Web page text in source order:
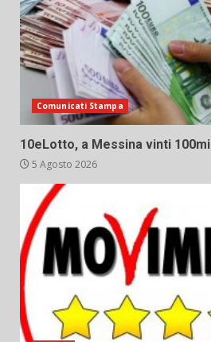
Comunicati Stampa
10eLotto, a Messina vinti
5 Agosto 2026